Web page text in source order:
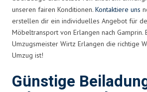
unseren fairen Konditionen. Kontaktiere uns
erstellen dir ein individuelles Angebot für
Möbeltransport von Erlangen nach Gamprin.
Umzugsmeister Wirtz Erlangen die richtige
Umzug ist!
Günstige